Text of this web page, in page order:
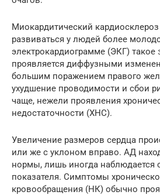
Миокардитический
развиваться у людей более
электрокардиограмме (ЭКГ) такое
проявляется диффузными
большим поражением правого
ухудшение проводимости и сбои
чаще, нежели проявления
недостаточности (ХНС).
Увеличение размеров сердца
или же с уклоном вправо. АД
нормы, лишь иногда наблюдается
показателя. Симптомы
кровообращения (НК) обычно